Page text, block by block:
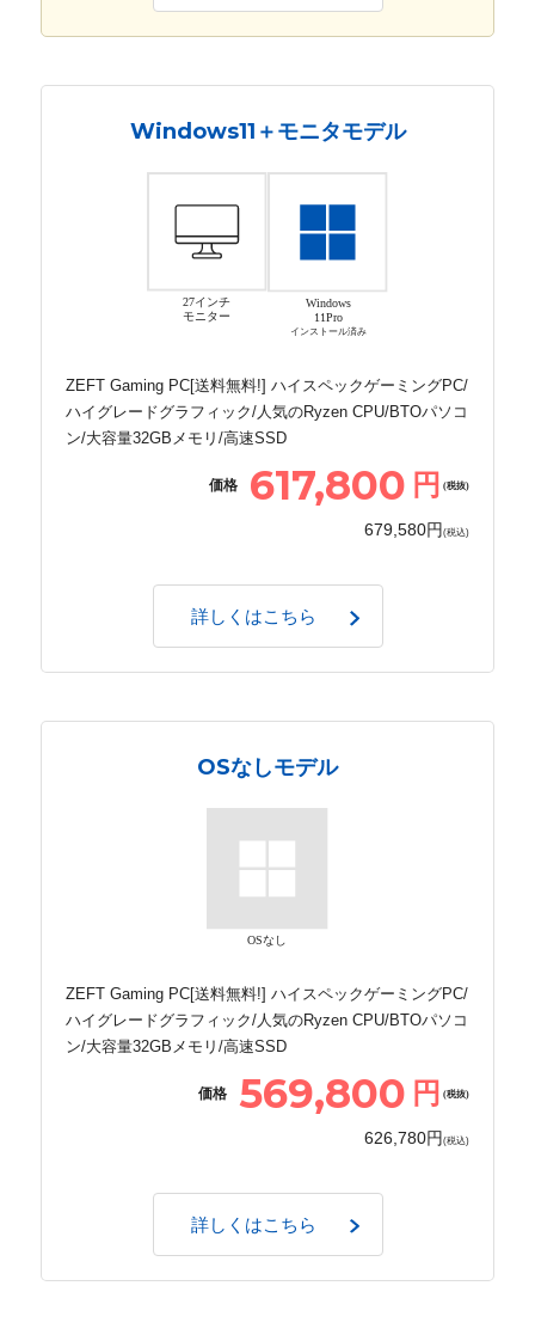
Windows11＋モニタモデル
27インチ
モニター
Windows
11Pro
インストール済み
ZEFT Gaming PC[送料無料!] ハイスペックゲーミングPC/
ハイグレードグラフィック/人気のRyzen CPU/BTOパソコ
ン/大容量32GBメモリ/高速SSD
価格 617,800 円 (税抜)
679,580円 (税込)
詳しくはこちら
OSなしモデル
OSなし
ZEFT Gaming PC[送料無料!] ハイスペックゲーミングPC/
ハイグレードグラフィック/人気のRyzen CPU/BTOパソコ
ン/大容量32GBメモリ/高速SSD
価格 569,800 円 (税抜)
626,780円 (税込)
詳しくはこちら